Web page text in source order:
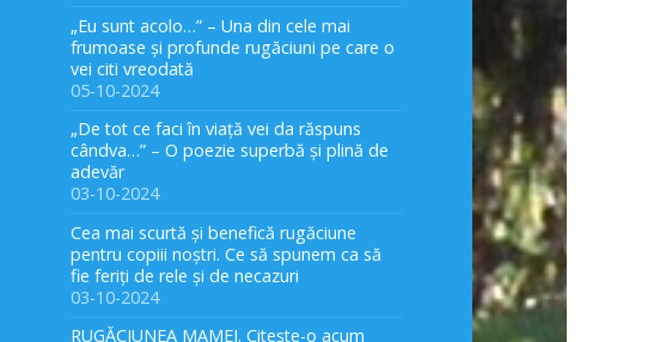
„Eu sunt acolo…” – Una din cele mai
frumoase și profunde rugăciuni pe care o
vei citi vreodată
05-10-2024
„De tot ce faci în viață vei da răspuns
cândva…” – O poezie superbă și plină de
adevăr
03-10-2024
Cea mai scurtă și benefică rugăciune
pentru copiii noștri. Ce să spunem ca să
fie feriți de rele și de necazuri
03-10-2024
RUGĂCIUNEA MAMEI. Citește-o acum